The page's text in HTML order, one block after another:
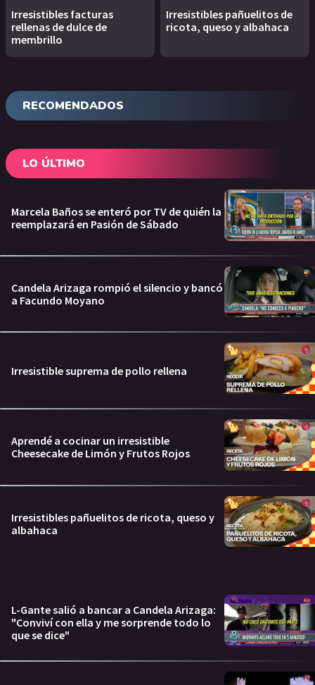
Irresistibles facturas
rellenas de dulce de
membrillo
Irresistibles pañuelitos de
ricota, queso y albahaca
RECOMENDADOS
LO ÚLTIMO
Marcela Baños se enteró por TV de quién la
reemplazará en Pasión de Sábado
Candela Arizaga rompió el silencio y bancó
a Facundo Moyano
Irresistible suprema de pollo rellena
Aprendé a cocinar un irresistible
Cheesecake de Limón y Frutos Rojos
Irresistibles pañuelitos de ricota, queso y
albahaca
L-Gante salió a bancar a Candela Arizaga:
"Conviví con ella y me sorprende todo lo
que se dice"